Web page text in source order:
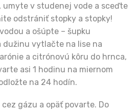
umyte v studenej vode a sceďte
odstrániť stopky a stopky!
a ošúpte – šupku
dužinu vytlačte na lise na
a citrónovú kôru do hrnca,
asi 1 hodinu na miernom
na 24 hodín.
gázu a opäť povarte. Do